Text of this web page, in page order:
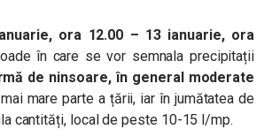
ora 12.00 – 13 ianuarie, ora
în care se vor semnala precipitații
de ninsoare, în general moderate
mare parte a țării, iar în jumătatea de
cantități, local de peste 10-15 l/mp.